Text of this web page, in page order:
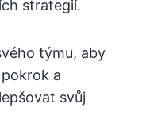
strategií.
týmu, aby
a
svůj